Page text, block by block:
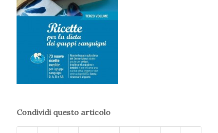
Condividi questo articolo